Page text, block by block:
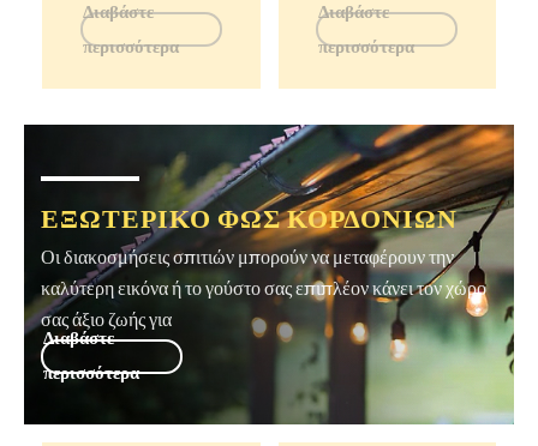
Διαβάστε
περισσότερα
Διαβάστε
περισσότερα
ΕΞΩΤΕΡΙΚΌ ΦΩΣ ΚΟΡΔΟΝΙΏΝ
Οι διακοσμήσεις σπιτιών μπορούν να μεταφέρουν την
καλύτερη εικόνα ή το γούστο σας επιπλέον κάνει τον χώρο
σας άξιο ζωής για
Διαβάστε
περισσότερα